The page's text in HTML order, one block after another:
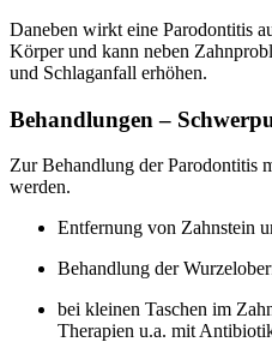
Daneben wirkt eine Parodontitis
Körper und kann neben
und Schlaganfall erhöhen.
Behandlungen –
Zur Behandlung der Parodontitis
werden.
Entfernung von Zahnstein
Behandlung der
bei kleinen Taschen im
Therapien u.a. mit